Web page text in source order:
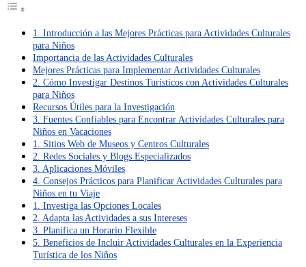
1. Introducción a las Mejores Prácticas para Actividades Culturales
para Niños
Importancia de las Actividades Culturales
Mejores Prácticas para Implementar Actividades Culturales
2. Cómo Investigar Destinos Turísticos con Actividades Culturales
para Niños
Recursos Útiles para la Investigación
3. Fuentes Confiables para Encontrar Actividades Culturales para
Niños en Vacaciones
1. Sitios Web de Museos y Centros Culturales
2. Redes Sociales y Blogs Especializados
3. Aplicaciones Móviles
4. Consejos Prácticos para Planificar Actividades Culturales para
Niños en tu Viaje
1. Investiga las Opciones Locales
2. Adapta las Actividades a sus Intereses
3. Planifica un Horario Flexible
5. Beneficios de Incluir Actividades Culturales en la Experiencia
Turística de los Niños